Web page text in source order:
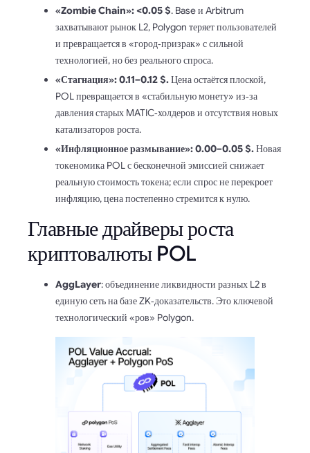
«Zombie Chain»: <0.05 $. Base и Arbitrum
захватывают рынок L2, Polygon теряет пользователей
и превращается в «город‑призрак» с сильной
технологией, но без реального спроса.
«Стагнация»: 0.11–0.12 $.Цена остаётся плоской,
POL превращается в «стабильную монету» из‑за
давления старых MATIC‑холдеров и отсутствия новых
катализаторов роста.
«Инфляционное размывание»: 0.00–0.05 $.Новая
токеномика POL с бесконечной эмиссией снижает
реальную стоимость токена; если спрос не перекроет
инфляцию, цена постепенно стремится к нулю.
Главные драйверы роста
криптовалюты POL
AggLayer: объединение ликвидности разных L2 в
единую сеть на базе ZK‑доказательств. Это ключевой
технологический «ров» Polygon.